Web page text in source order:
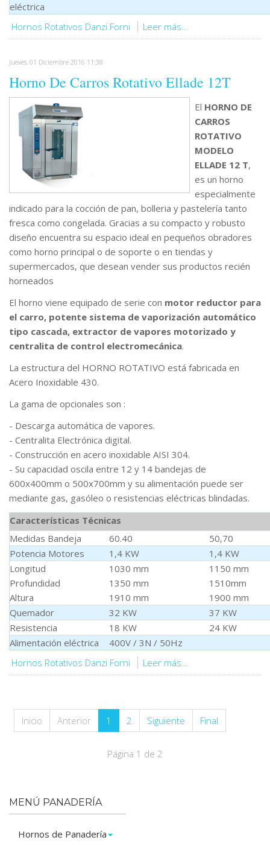
eléctrica
Hornos Rotativos Danzi Forni Leer más...
Jueves, 01 Diciembre 2016 11:38
Horno De Carros Rotativo Ellade 12T
El HORNO DE
CARROS
ROTATIVO
MODELO
ELLADE 12 T,
es un horno
especialmente
indicado para la cocción de pan, bolleria y pastelería tanto
fresca como congelada. Gracias a su compacto y robusto
diseño encuentra su espacio ideal en pequeños obradores
como horno principal o de soporte o en tiendas y
supermercados, que desean vender sus productos recién
horneados
El horno viene equipado de serie con motor reductor para
el carro, potente sistema de vaporización automático
tipo cascada, extractor de vapores motorizado y
centralita de control electromecánica.
La estructura del HORNO ROTATIVO está fabricada en
Acero Inoxidable 430.
La gama de opcionales son :
- Descarga automática de vapores.
- Centralita Electrónica digital.
- Construcción en acero inoxidable AISI 304.
- Su capacidad oscila entre 12 y 14 bandejas de
600x400mm o 500x700mm y su alimentación puede ser
mediante gas, gasóleo o resistencias eléctricas blindadas.
Características Técnicas
Medidas Bandeja
60.40
50,70
Potencia Motores
1,4 KW
1,4 KW
Longitud
Profundidad
Altura
1030 mm
1350 mm
1910 mm
1150 mm
1510mm
1900 mm
Quemador
32 KW
37 KW
Resistencia
18 KW
24 KW
Alimentación eléctrica
400V / 3N / 50Hz
Hornos Rotativos Danzi Forni
Leer más...
Inicio Anterior 1 2 Siguiente Final
Página 1 de 2
MENÚ PANADERÍA
Hornos de Panadería